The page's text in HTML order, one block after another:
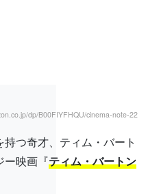
dp/B00FIYFHQU/cinema-note-22
つ奇才、ティム・バート
ー映画『ティム・バートン